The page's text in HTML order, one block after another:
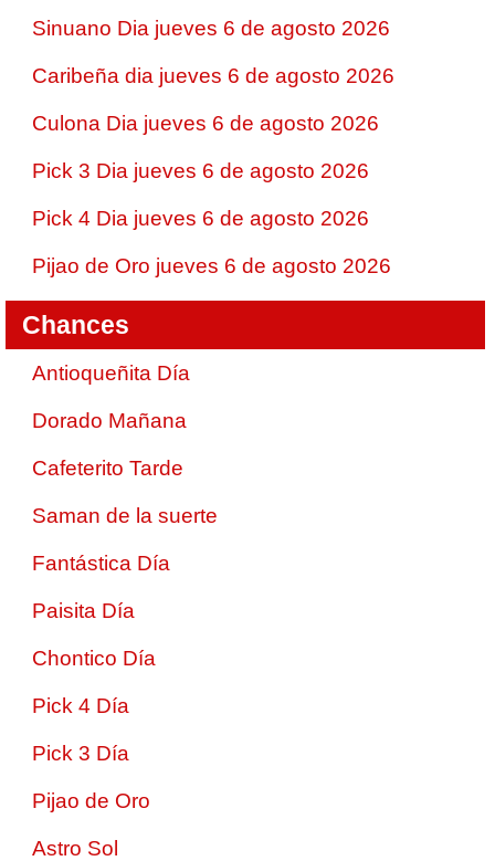
Sinuano Dia jueves 6 de agosto 2026
Caribeña dia jueves 6 de agosto 2026
Culona Dia jueves 6 de agosto 2026
Pick 3 Dia jueves 6 de agosto 2026
Pick 4 Dia jueves 6 de agosto 2026
Pijao de Oro jueves 6 de agosto 2026
Chances
Antioqueñita Día
Dorado Mañana
Cafeterito Tarde
Saman de la suerte
Fantástica Día
Paisita Día
Chontico Día
Pick 4 Día
Pick 3 Día
Pijao de Oro
Astro Sol